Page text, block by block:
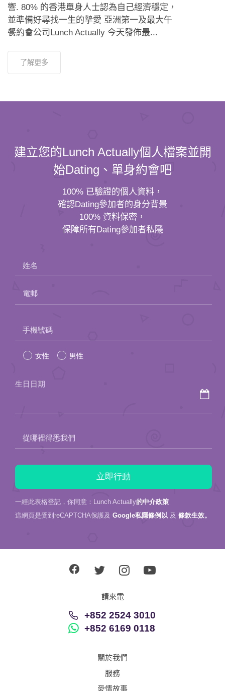
響. 80% 的香港單身人士認為自己經濟穩定，
並準備好尋找一生的摯愛 亞洲第一及最大午
餐約會公司Lunch Actually 今天發佈最...
了解更多
建立您的Lunch Actually個人檔案並開
始Dating、單身約會吧
100% 已驗證的個人資料，
確認Dating參加者的身分背景
100% 資料保密，
保障所有Dating參加者私隱
姓名
電郵
leave
this
手機號碼
女性 男性
生日日期
從哪裡得悉我們
一經此表格登記，你同意：Lunch Actually的中介政策
這網頁是受到reCAPTCHA保護及 Google私隱條例以 及 條款生效。
請來電
+852 2524 3010
+852 6169 0118
關於我們
服務
愛情故事